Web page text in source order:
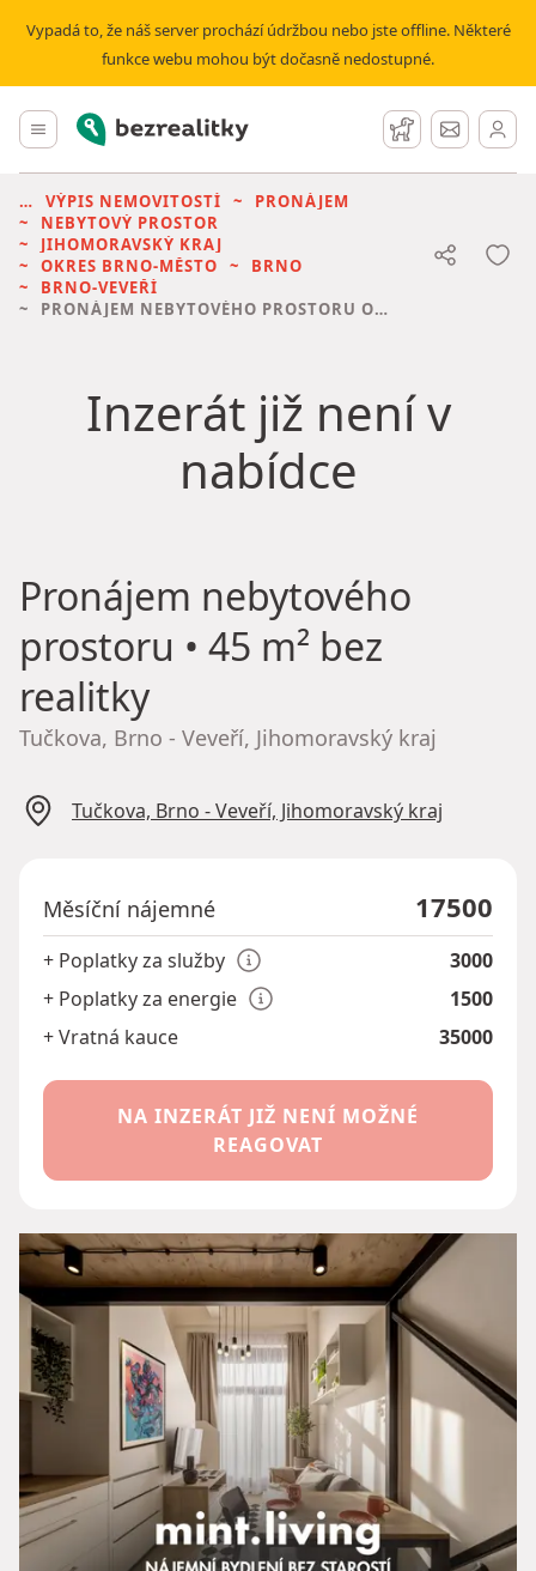
Vypadá to, že náš server prochází údržbou nebo jste offline. Některé
funkce webu mohou být dočasně nedostupné.
Hlavní menu
Bezrealitky Hlídací pes
Zprávy
VÝPIS NEMOVITOSTÍ
PRONÁJEM
NEBYTOVÝ PROSTOR
JIHOMORAVSKÝ KRAJ
OKRES BRNO-MĚSTO
BRNO
BRNO-VEVEŘÍ
PRONÁJEM NEBYTOVÉHO PROSTORU OSTATNÍ • 45 M² BEZ REALITKY
Inzerát již není v
nabídce
Pronájem nebytového
prostoru • 45 m² bez
realitky
Tučkova, Brno - Veveří, Jihomoravský kraj
Tučkova, Brno - Veveří, Jihomoravský kraj
Měsíční nájemné 17500
+ Poplatky za služby
3000
+ Poplatky za energie
1500
+ Vratná kauce
35000
NA INZERÁT JIŽ NENÍ MOŽNÉ
REAGOVAT